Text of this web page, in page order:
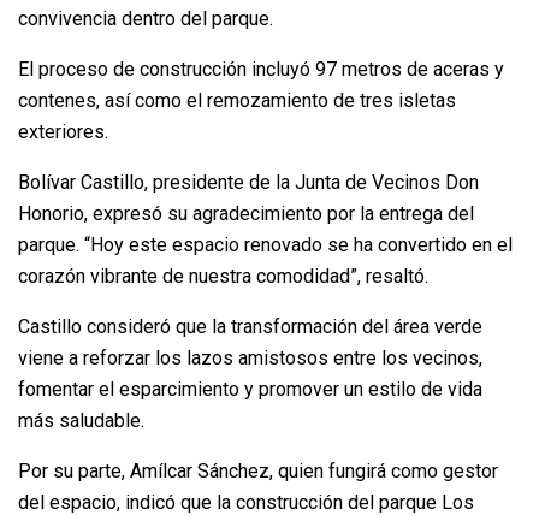
convivencia dentro del parque.
El proceso de construcción incluyó 97 metros de aceras y
contenes, así como el remozamiento de tres isletas
exteriores.
Bolívar Castillo, presidente de la Junta de Vecinos Don
Honorio, expresó su agradecimiento por la entrega del
parque. “Hoy este espacio renovado se ha convertido en el
corazón vibrante de nuestra comodidad”, resaltó.
Castillo consideró que la transformación del área verde
viene a reforzar los lazos amistosos entre los vecinos,
fomentar el esparcimiento y promover un estilo de vida
más saludable.
Por su parte, Amílcar Sánchez, quien fungirá como gestor
del espacio, indicó que la construcción del parque Los